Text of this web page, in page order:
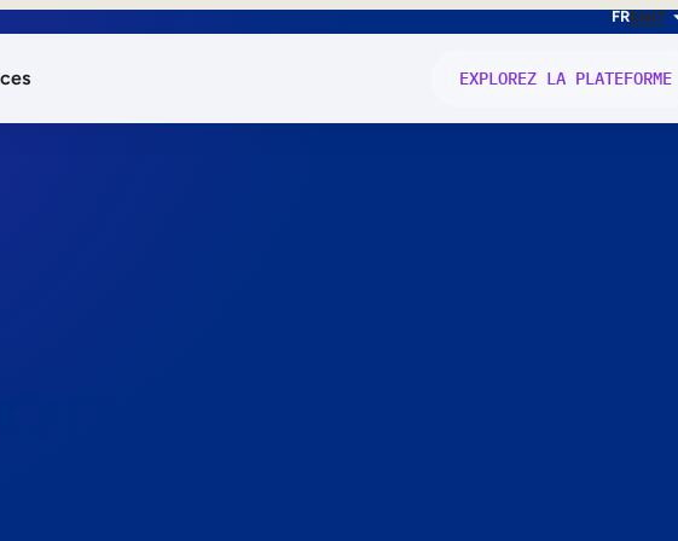
FRENIT
EXPLOREZ LA PLATEFORME